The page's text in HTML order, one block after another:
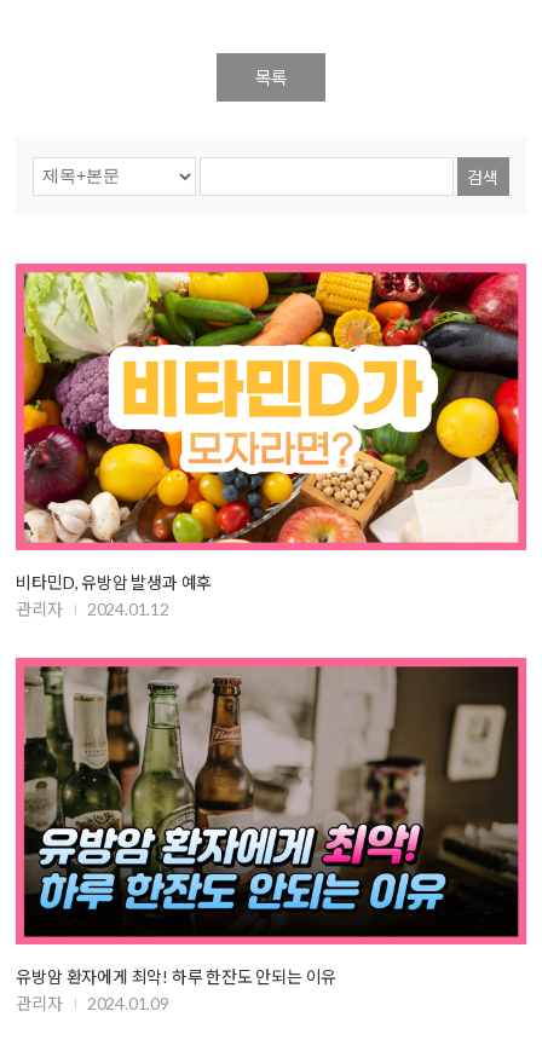
목록
검색
비타민D, 유방암 발생과 예후
관리자
2024.01.12
유방암 환자에게 최악! 하루 한잔도 안되는 이유
관리자
2024.01.09